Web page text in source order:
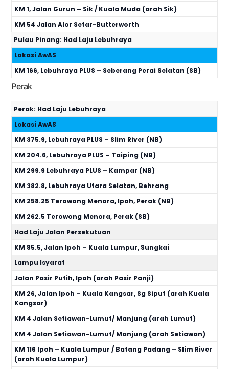
KM 1, Jalan Gurun – Sik / Kuala Muda (arah Sik)
KM 54 Jalan Alor Setar-Butterworth
Pulau Pinang: Had Laju Lebuhraya
Lokasi AwAS
KM 166, Lebuhraya PLUS – Seberang Perai Selatan (SB)
Perak
Perak: Had Laju Lebuhraya
Lokasi AwAS
KM 375.9, Lebuhraya PLUS – Slim River (NB)
KM 204.6, Lebuhraya PLUS – Taiping (NB)
KM 299.9 Lebuhraya PLUS – Kampar (NB)
KM 382.8, Lebuhraya Utara Selatan, Behrang
KM 258.25 Terowong Menora, Ipoh, Perak (NB)
KM 262.5 Terowong Menora, Perak (SB)
Had Laju Jalan Persekutuan
KM 85.5, Jalan Ipoh – Kuala Lumpur, Sungkai
Lampu Isyarat
Jalan Pasir Putih, Ipoh (arah Pasir Panji)
KM 26, Jalan Ipoh – Kuala Kangsar, Sg Siput (arah Kuala
Kangsar)
KM 4 Jalan Setiawan-Lumut/ Manjung (arah Lumut)
KM 4 Jalan Setiawan-Lumut/ Manjung (arah Setiawan)
KM 116 Ipoh – Kuala Lumpur / Batang Padang – Slim River
(arah Kuala Lumpur)